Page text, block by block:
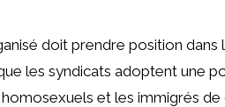
doit prendre position dans
les syndicats adoptent une
et les immigrés